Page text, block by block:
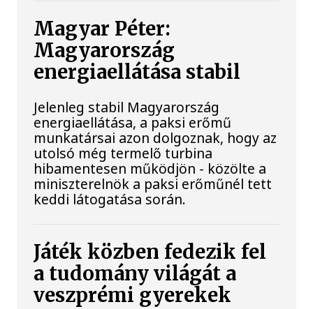
Magyar Péter:
Magyarország
energiaellátása stabil
Jelenleg stabil Magyarország
energiaellátása, a paksi erőmű
munkatársai azon dolgoznak, hogy az
utolsó még termelő turbina
hibamentesen működjön - közölte a
miniszterelnök a paksi erőműnél tett
keddi látogatása során.
Játék közben fedezik fel
a tudomány világát a
veszprémi gyerekek